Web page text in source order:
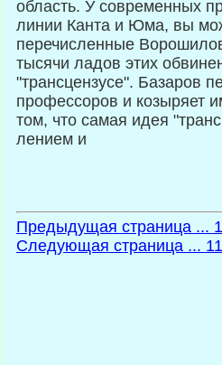
область. У современных
линии Канта и Юма, вы
перечисленные
тысячи ладов этих
"трансцензусе". Базаров
профессоров и козыряет
том, что самая идея
лением и
Предыдущая страница ...
Следующая страница ...